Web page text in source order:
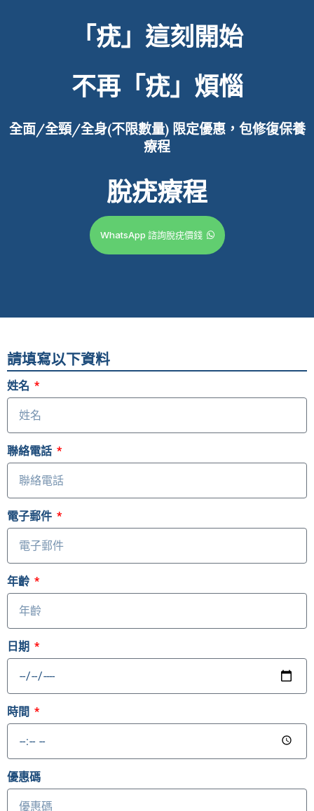
「疣」這刻開始
不再「疣」煩惱
全面/全頸/全身(不限數量)限定優惠，包修復保養
療程
脫疣療程
WhatsApp 諮詢脫疣價錢
請填寫以下資料
姓名
聯絡電話
電子郵件
年齡
日期
時間
優惠碼